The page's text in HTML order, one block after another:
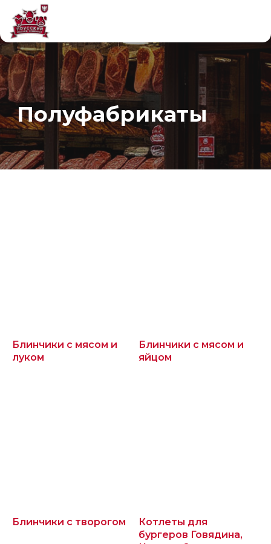
Полуфабрикаты
Блинчики с мясом и
луком
Блинчики с мясом и
яйцом
Блинчики с творогом
Котлеты для
бургеров Говядина,